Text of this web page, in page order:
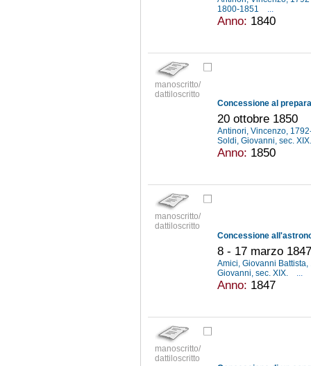
1800-1851
Anno: 1840
manoscritto/
dattiloscritto
20 ottobre 1850
Antinori, Vincenzo,
Soldi, Giovanni, sec.
Anno: 1850
manoscritto/
dattiloscritto
8 - 17 marzo 1847
Amici, Giovanni
Giovanni, sec. XIX.
...
Anno: 1847
manoscritto/
dattiloscritto